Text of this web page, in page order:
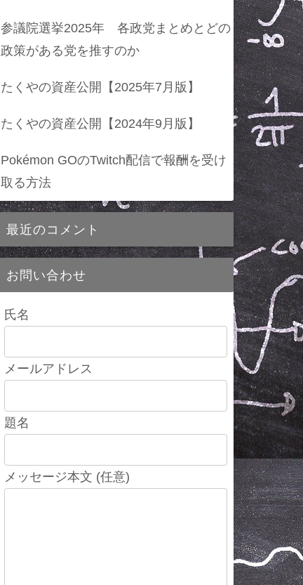
参議院選挙2025年 各政党まとめとどの
政策がある党を推すのか
たくやの資産公開【2025年7月版】
たくやの資産公開【2024年9月版】
Pokémon GOのTwitch配信で報酬を受け
取る方法
最近のコメント
お問い合わせ
氏名
メールアドレス
題名
メッセージ本文 (任意)